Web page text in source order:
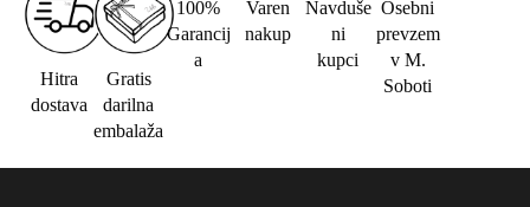
Hitra
dostava
Gratis
darilna
embalaža
100%
Garancij
a
Varen
nakup
Navduše
ni
kupci
Osebni
prevzem
v M.
Soboti